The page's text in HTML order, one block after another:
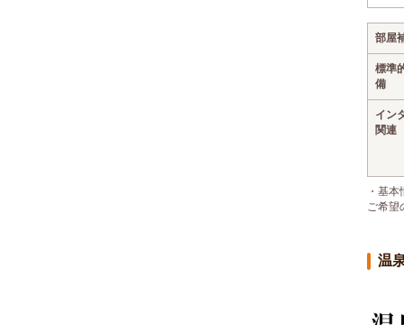
部屋
標準
備
イン
関連
・基
ご希望
温